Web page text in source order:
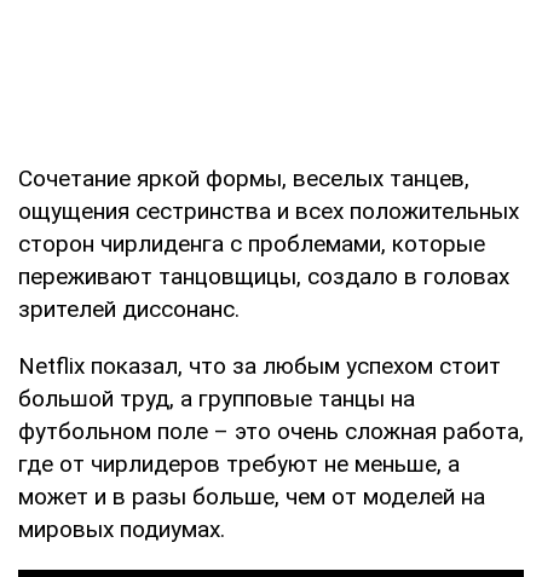
Сочетание яркой формы, веселых танцев,
ощущения сестринства и всех положительных
сторон чирлиденга с проблемами, которые
переживают танцовщицы, создало в головах
зрителей диссонанс.
Netflix показал, что за любым успехом стоит
большой труд, а групповые танцы на
футбольном поле – это очень сложная работа,
где от чирлидеров требуют не меньше, а
может и в разы больше, чем от моделей на
мировых подиумах.